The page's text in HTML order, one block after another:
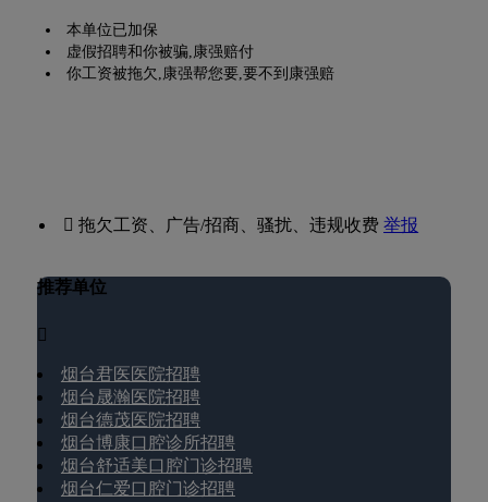
本单位已加保
虚假招聘和你被骗,康强赔付
你工资被拖欠,康强帮您要,要不到康强赔
 拖欠工资、广告/招商、骚扰、违规收费举报
推荐单位

烟台君医医院招聘
烟台晟瀚医院招聘
烟台德茂医院招聘
烟台博康口腔诊所招聘
烟台舒适美口腔门诊招聘
烟台仁爱口腔门诊招聘